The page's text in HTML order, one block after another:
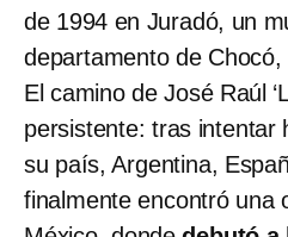
de 1994 en Juradó, un
departamento de Chocó,
El camino de José Raúl
persistente: tras intentar
su país, Argentina,
finalmente encontró una